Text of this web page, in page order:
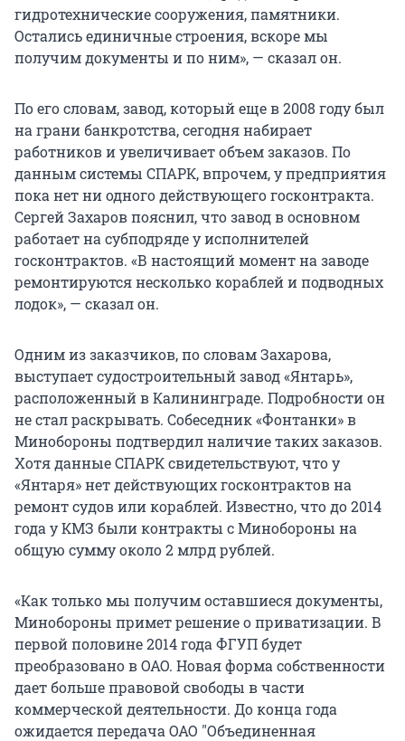
гидротехнические сооружения, памятники.
Остались единичные строения, вскоре мы
получим документы и по ним», — сказал он.
По его словам, завод, который еще в 2008 году был
на грани банкротства, сегодня набирает
работников и увеличивает объем заказов. По
данным системы СПАРК, впрочем, у предприятия
пока нет ни одного действующего госконтракта.
Сергей Захаров пояснил, что завод в основном
работает на субподряде у исполнителей
госконтрактов. «В настоящий момент на заводе
ремонтируются несколько кораблей и подводных
лодок», — сказал он.
Одним из заказчиков, по словам Захарова,
выступает судостроительный завод «Янтарь»,
расположенный в Калининграде. Подробности он
не стал раскрывать. Собеседник «Фонтанки» в
Минобороны подтвердил наличие таких заказов.
Хотя данные СПАРК свидетельствуют, что у
«Янтаря» нет действующих госконтрактов на
ремонт судов или кораблей. Известно, что до 2014
года у КМЗ были контракты с Минобороны на
общую сумму около 2 млрд рублей.
«Как только мы получим оставшиеся документы,
Минобороны примет решение о приватизации. В
первой половине 2014 года ФГУП будет
преобразовано в ОАО. Новая форма собственности
дает больше правовой свободы в части
коммерческой деятельности. До конца года
ожидается передача ОАО "Объединенная